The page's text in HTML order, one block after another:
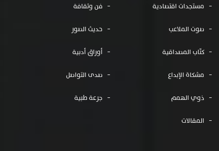
مستجدات اقتصادية فن وثقافة
صوت الملاعب حديث الصور
كتّاب المصداقية أوراق أدبية
مشكاة الإبداع صدى التواصل
ذوي الهمم جرعة طبية
المقالات